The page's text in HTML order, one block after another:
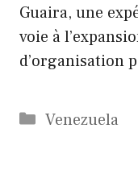
Guaira, une
voie à
d’organisation
Catégories
Venezuela